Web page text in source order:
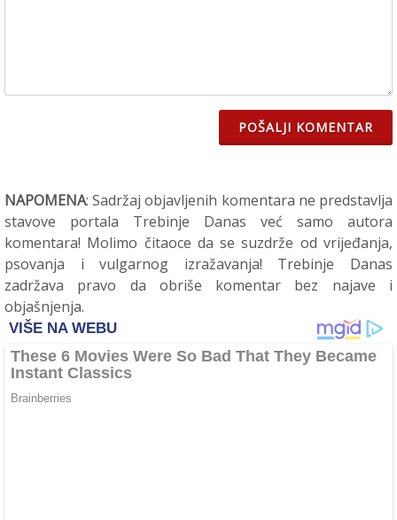
POŠALJI KOMENTAR
NAPOMENA: Sadržaj objavljenih komentara ne predstavlja
stavove portala Trebinje Danas već samo autora
komentara! Molimo čitaoce da se suzdrže od vrijeđanja,
psovanja i vulgarnog izražavanja! Trebinje Danas
zadržava pravo da obriše komentar bez najave i
objašnjenja.